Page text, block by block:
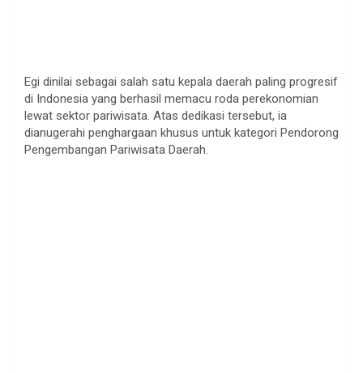
Egi dinilai sebagai salah satu kepala daerah paling progresif
di Indonesia yang berhasil memacu roda perekonomian
lewat sektor pariwisata. Atas dedikasi tersebut, ia
dianugerahi penghargaan khusus untuk kategori Pendorong
Pengembangan Pariwisata Daerah.